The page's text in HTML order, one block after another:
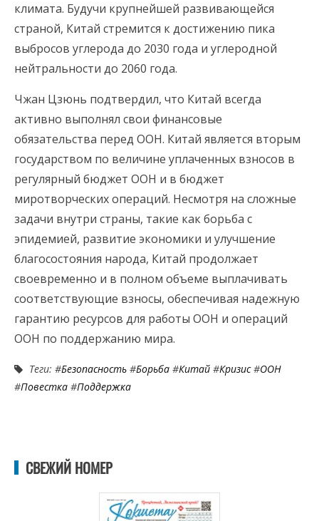
климата. Будучи крупнейшей развивающейся
страной, Китай стремится к достижению пика
выбросов углерода до 2030 года и углеродной
нейтральности до 2060 года.
Чжан Цзюнь подтвердил, что Китай всегда
активно выполнял свои финансовые
обязательства перед ООН. Китай является вторым
государством по величине уплаченных взносов в
регулярный бюджет ООН и в бюджет
миротворческих операций. Несмотря на сложные
задачи внутри страны, такие как борьба с
эпидемией, развитие экономики и улучшение
благосостояния народа, Китай продолжает
своевременно и в полном объеме выплачивать
соответствующие взносы, обеспечивая надежную
гарантию ресурсов для работы ООН и операций
ООН по поддержанию мира.
Теги: #Безопасность #Борьба #Китай #Кризис#ООН
#Повестка #Поддержка
СВЕЖИЙ НОМЕР